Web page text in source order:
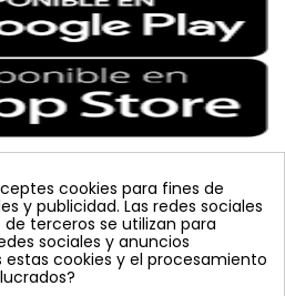
planta
placa
feromona
cookies para fines de
y publicidad. Las redes sociales
terceros se utilizan para
sociales y anuncios
estas cookies y el procesamiento